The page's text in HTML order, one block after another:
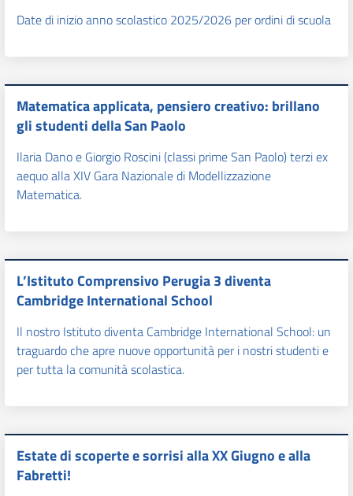
Date di inizio anno scolastico 2025/2026 per ordini di scuola
Matematica applicata, pensiero creativo: brillano
gli studenti della San Paolo
Ilaria Dano e Giorgio Roscini (classi prime San Paolo) terzi ex
aequo alla XIV Gara Nazionale di Modellizzazione
Matematica.
L’Istituto Comprensivo Perugia 3 diventa
Cambridge International School
Il nostro Istituto diventa Cambridge International School: un
traguardo che apre nuove opportunità per i nostri studenti e
per tutta la comunità scolastica.
Estate di scoperte e sorrisi alla XX Giugno e alla
Fabretti!